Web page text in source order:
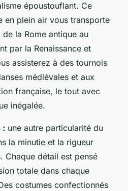
époustouflant. Ce
en plein air vous transporte
la Rome antique au
par la Renaissance et
assisterez à des tournois
médiévales et aux
française, le tout avec
inégalée.
: une autre particularité du
la minutie et la rigueur
Chaque détail est pensé
totale dans chaque
costumes confectionnés